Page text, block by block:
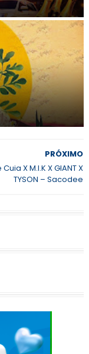
PRÓXIMO
X M.I.K X GIANT X
TYSON – Sacodee